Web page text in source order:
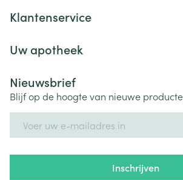
hoeveelheden van kalium en natrium
Klantenservice
Uw apotheek
Nieuwsbrief
Blijf op de hoogte van nieuwe
Inschrijven